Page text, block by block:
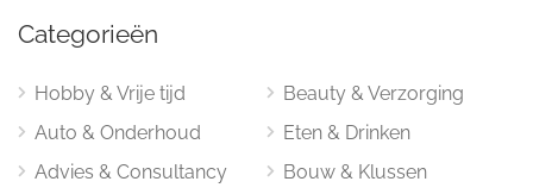
Categorieën
Hobby & Vrije tijd
Auto & Onderhoud
Advies & Consultancy
Beauty & Verzorging
Eten & Drinken
Bouw & Klussen